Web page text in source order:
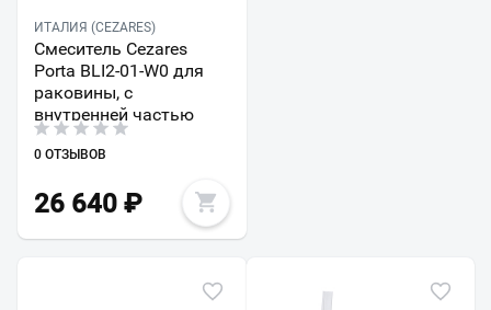
ИТАЛИЯ (CEZARES)
Смеситель Cezares
Porta BLI2-01-W0 для
раковины, с
внутренней частью
0 ОТЗЫВОВ
26 640 ₽